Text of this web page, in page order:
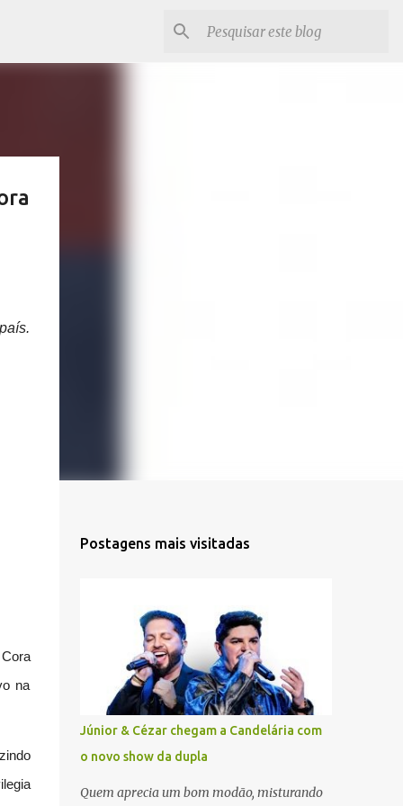
na
Postagens mais visitadas
Júnior & Cézar chegam a Candelária com
o novo show da dupla
Quem aprecia um bom modão, misturando